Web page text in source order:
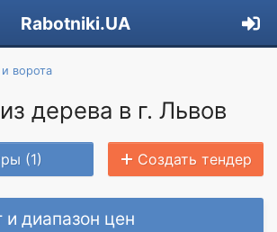
Rabotniki.UA
ворота
дерева в г. Львов
(1) Создать тендер
диапазон цен